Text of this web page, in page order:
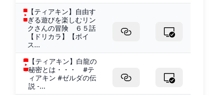
【ティアキン】自由す
ぎる遊びを楽しむリン
クさんの冒険 ６５話
【ドリカラ】【ボイ
ス...
【ティアキン】白龍の
秘密とは・・・ #テ
ィアキン #ゼルダの伝
説 -...